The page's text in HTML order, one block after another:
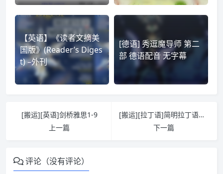
【英语】《读者文摘美
国版》(Reader’s Diges
t) –外刊
[德语] 秀逗魔导师 第二
部 德语配音 无字幕
[搬运][英语]剑桥雅思1-9
上一篇
[搬运][拉丁语]简明拉丁语教程 雷立柏
下一篇
评论（没有评论）